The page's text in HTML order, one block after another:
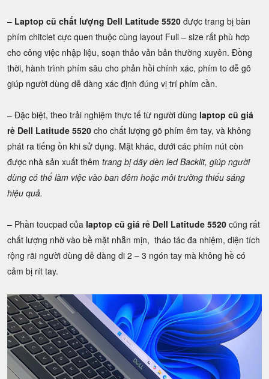
– Laptop cũ chất lượng Dell Latitude 5520 được trang bị bàn
phím chitclet cực quen thuộc cùng layout Full – size rất phù hơp
cho công việc nhập liệu, soạn thảo vản bản thường xuyên. Đồng
thời, hành trình phím sâu cho phản hồi chính xác, phím to dễ gõ
giúp người dùng dễ dàng xác định đúng vị trí phím cần.
– Đặc biệt, theo trải nghiệm thực tế từ người dùng laptop cũ giá
rẻ Dell Latitude 5520 cho chất lượng gõ phím êm tay, và không
phát ra tiếng ồn khi sử dụng. Mặt khác, dưới các phím nút còn
được nhà sản xuất thêm trang bị dãy dèn led Backlit, giúp người
dùng có thể làm việc vào ban đêm hoặc môi trường thiếu sáng
hiệu quả.
– Phần toucpad của laptop cũ giá rẻ Dell Latitude 5520 cũng rất
chất lượng nhờ vào bề mặt nhẵn mịn, tháo tác đa nhiệm, diện tích
rộng rãi người dùng dễ dàng di 2 – 3 ngón tay mà không hề có
cảm bị rít tay.